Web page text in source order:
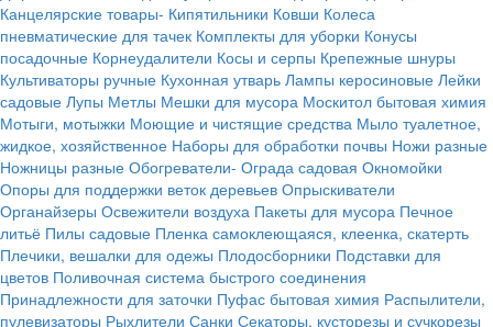
Канцелярские товары- Кипятильники Ковши Колеса
пневматические для тачек Комплекты для уборки Конусы
посадочные Корнеудалители Косы и серпы Крепежные шнуры
Культиваторы ручные Кухонная утварь Лампы керосиновые Лейки
садовые Лупы Метлы Мешки для мусора Москитол бытовая химия
Мотыги, мотыжки Моющие и чистящие средства Мыло туалетное,
жидкое, хозяйственное Наборы для обработки почвы Ножи разные
Ножницы разные Обогреватели- Ограда садовая Окномойки
Опоры для поддержки веток деревьев Опрыскиватели
Органайзеры Освежители воздуха Пакеты для мусора Печное
литьё Пилы садовые Пленка самоклеющаяся, клеенка, скатерть
Плечики, вешалки для одежы Плодосборники Подставки для
цветов Поливочная система быстрого соединения
Принадлежности для заточки Пуфас бытовая химия Распылители,
пулевизаторы Рыхлители Санки Секаторы, кусторезы и сучкорезы